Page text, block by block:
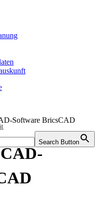
Search Button
Software BricsCAD